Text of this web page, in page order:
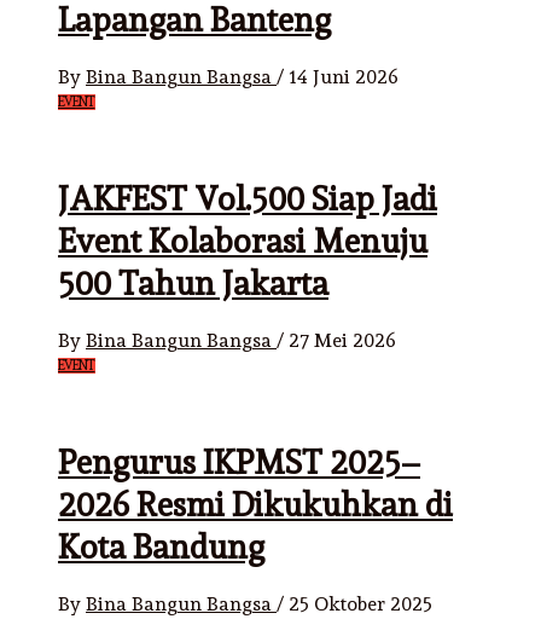
Lapangan Banteng
By Bina Bangun Bangsa / 14 Juni 2026
EVENT
JAKFEST Vol.500 Siap Jadi
Event Kolaborasi Menuju
500 Tahun Jakarta
By Bina Bangun Bangsa / 27 Mei 2026
EVENT
Pengurus IKPMST 2025–
2026 Resmi Dikukuhkan di
Kota Bandung
By Bina Bangun Bangsa / 25 Oktober 2025